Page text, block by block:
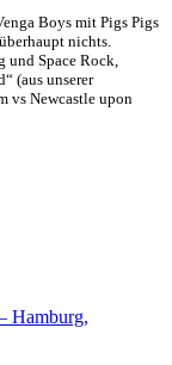
Boys mit Pigs Pigs
nichts.
und Space Rock,
(aus unserer
vs Newcastle upon